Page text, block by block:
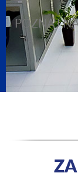
POZNAJ